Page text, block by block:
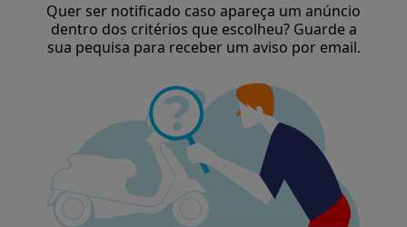
Quer ser notificado caso apareça um anúncio
dentro dos critérios que escolheu? Guarde a
sua pequisa para receber um aviso por email.